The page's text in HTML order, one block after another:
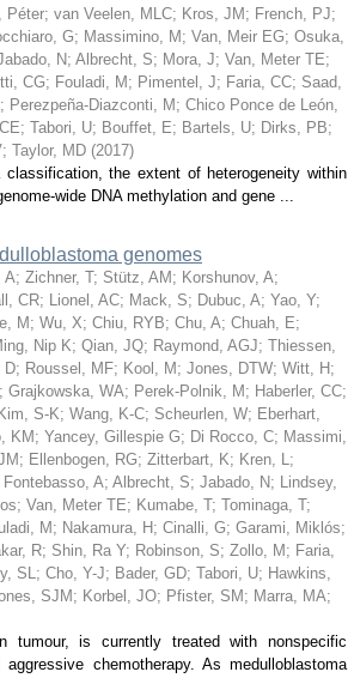
Péter; van Veelen, MLC; Kros, JM ; French, PJ;
G; Massimino, M ; Van, Meir EG; Osuka,
N; Albrecht, S; Mora, J; Van, Meter TE;
CG; Fouladi, M ; Pimentel, J; Faria, CC; Saad,
; Perezpeña-Diazconti, M ; Chico Ponce de León,
; Tabori, U; Bouffet, E; Bartels, U; Dirks, PB;
; Taylor, MD (2017)
classification, the extent of heterogeneity within
wide DNA methylation and gene ...
genomes
A; Zichner, T; Stütz, AM ; Korshunov, A;
CR; Lionel, AC; Mack, S; Dubuc, A; Yao, Y;
M; Wu, X; Chiu, RYB; Chu, A; Chuah, E;
Nip K; Qian, JQ; Raymond, AGJ; Thiessen,
D; Roussel, MF; Kool, M ; Jones, DTW; Witt, H ;
; Grajkowska, WA; Perek-Polnik, M ; Haberler, CC;
Kim, S-K; Wang, K-C; Scheurlen, W; Eberhart,
KM ; Yancey, Gillespie G; Di Rocco, C; Massimi,
; Ellenbogen, RG; Zitterbart, K; Kren, L;
Fontebasso, A; Albrecht, S; Jabado, N; Lindsey,
; Van, Meter TE; Kumabe, T; Tominaga, T;
M ; Nakamura, H ; Cinalli, G; Garami, Miklós;
R; Shin, Ra Y; Robinson, S; Zollo, M ; Faria,
SL; Cho, Y-J; Bader, GD; Tabori, U; Hawkins,
SJM ; Korbel, JO; Pfister, SM ; Marra, MA;
tumour, is currently treated with nonspecific
chemotherapy. As medulloblastoma